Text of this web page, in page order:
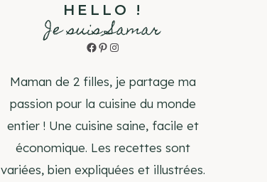
HELLO !
Je suis Samar
Facebook
Pinterest
Instagram
Maman de 2 filles, je partage ma
passion pour la cuisine du monde
entier ! Une cuisine saine, facile et
économique. Les recettes sont
variées, bien expliquées et illustrées.